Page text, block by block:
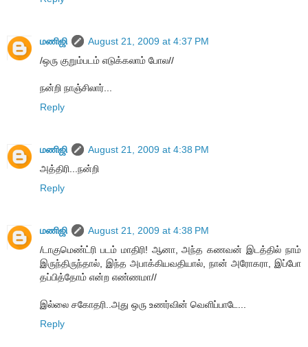
மணிஜி
August 21, 2009 at 4:37 PM
/ஒரு குறும்படம் எடுக்கலாம் போல//
நன்றி நாஞ்சிலார்...
Reply
மணிஜி
August 21, 2009 at 4:38 PM
அத்திரி...நன்றி
Reply
மணிஜி
August 21, 2009 at 4:38 PM
/டாகுமெண்ட்ரி படம் மாதிரி! ஆனா, அந்த கணவன் இடத்தில் நாம்
இருந்திருந்தால், இந்த அபாக்கியவதியால், நான் அரோகரா, இப்போ
தப்பித்தோம் என்ற எண்ணமா//
இல்லை சகோதரி..அது ஒரு உணர்வின் வெளிப்பாடே...
Reply